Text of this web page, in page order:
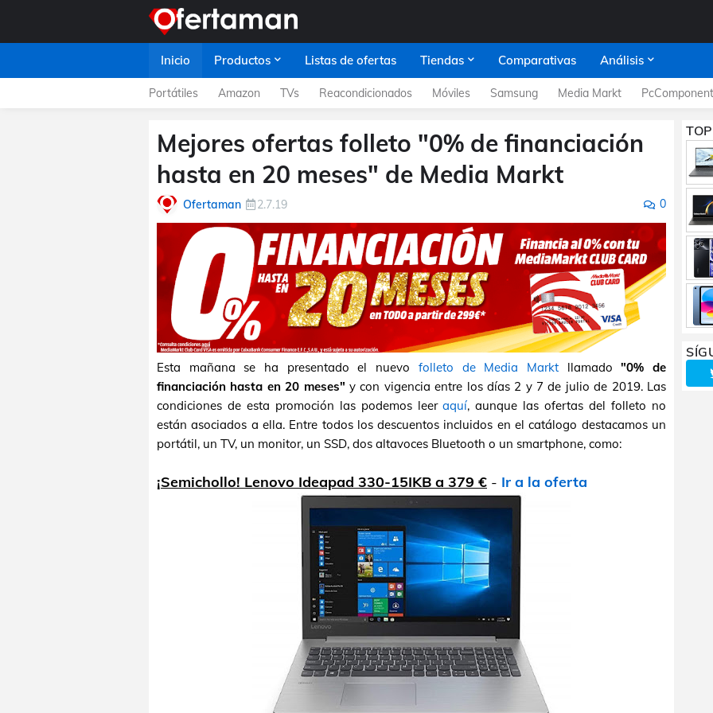
Inicio Productos Listas de ofertas Tiendas Comparativas Análisis
Portátiles Amazon TVs Reacondicionados Móviles Samsung Media Markt
Mejores ofertas folleto "0% de financiación
hasta en 20 meses" de Media Markt
Ofertaman 2.7.19 0
Esta mañana se ha presentado el nuevo folleto de Media Marktllamado"0% de
financiación hasta en 20 meses" y con vigencia entre los días 2 y 7 de julio de 2019. Las
condiciones de esta promoción las podemos leeraquí, aunque las ofertas del folleto no
están asociados a ella. Entre todos los descuentos incluidos en el catálogo destacamos un
portátil, un TV, un monitor, un SSD, dos altavoces Bluetooth o un smartphone, como:
¡Semichollo! Lenovo Ideapad 330-15IKB a 379 € - Ir a la oferta